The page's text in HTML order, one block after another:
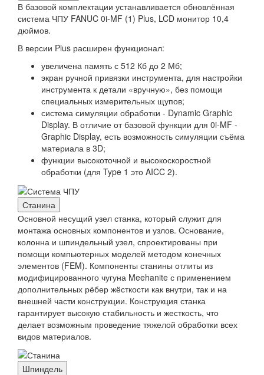
В базовой комплектации устанавливается обновлённая
система ЧПУ FANUC 0i-MF (1) Plus, LCD монитор 10,4
дюймов.
В версии Plus расширен функционал:
увеличена память с 512 Кб до 2 Мб;
экран ручной привязки инструмента, для настройки
инструмента к детали «вручную», без помощи
специальных измерительных щупов;
система симуляции обработки - Dynamic Graphic
Display. В отличие от базовой функции для 0i-MF -
Graphic Display, есть возможность симуляции съёма
материала в 3D;
функции высокоточной и высокоскоростной
обработки (для Type 1 это AICC 2).
Станина
Основной несущий узел станка, который служит для
монтажа основных компонентов и узлов. Основание,
колонна и шпиндельный узел, спроектированы при
помощи компьютерных моделей методом конечных
элементов (FEM). Компоненты станины отлиты из
модифицированного чугуна Meehanite с применением
дополнительных рёбер жёсткости как внутри, так и на
внешней части конструкции. Конструкция станка
гарантирует высокую стабильность и жесткость, что
делает возможным проведение тяжелой обработки всех
видов материалов.
Шпиндель